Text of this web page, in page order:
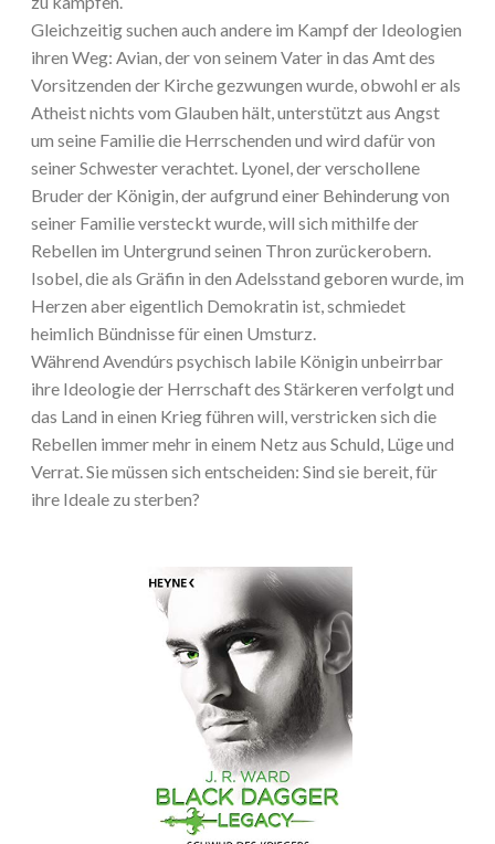
Gleichzeitig suchen auch andere im Kampf der Ideologien
ihren Weg: Avian, der von seinem Vater in das Amt des
Vorsitzenden der Kirche gezwungen wurde, obwohl er als
Atheist nichts vom Glauben hält, unterstützt aus Angst
um seine Familie die Herrschenden und wird dafür von
seiner Schwester verachtet. Lyonel, der verschollene
Bruder der Königin, der aufgrund einer Behinderung von
seiner Familie versteckt wurde, will sich mithilfe der
Rebellen im Untergrund seinen Thron zurückerobern.
Isobel, die als Gräfin in den Adelsstand geboren wurde, im
Herzen aber eigentlich Demokratin ist, schmiedet
heimlich Bündnisse für einen Umsturz.
Während Avendúrs psychisch labile Königin unbeirrbar
ihre Ideologie der Herrschaft des Stärkeren verfolgt und
das Land in einen Krieg führen will, verstricken sich die
Rebellen immer mehr in einem Netz aus Schuld, Lüge und
Verrat. Sie müssen sich entscheiden: Sind sie bereit, für
ihre Ideale zu sterben?